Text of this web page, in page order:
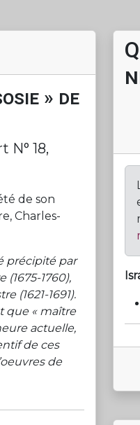
» de
N° 18,
de son
Charles-
précipité par
1760),
(1621-1691).
que « maître
actuelle,
de ces
de
La
Editée